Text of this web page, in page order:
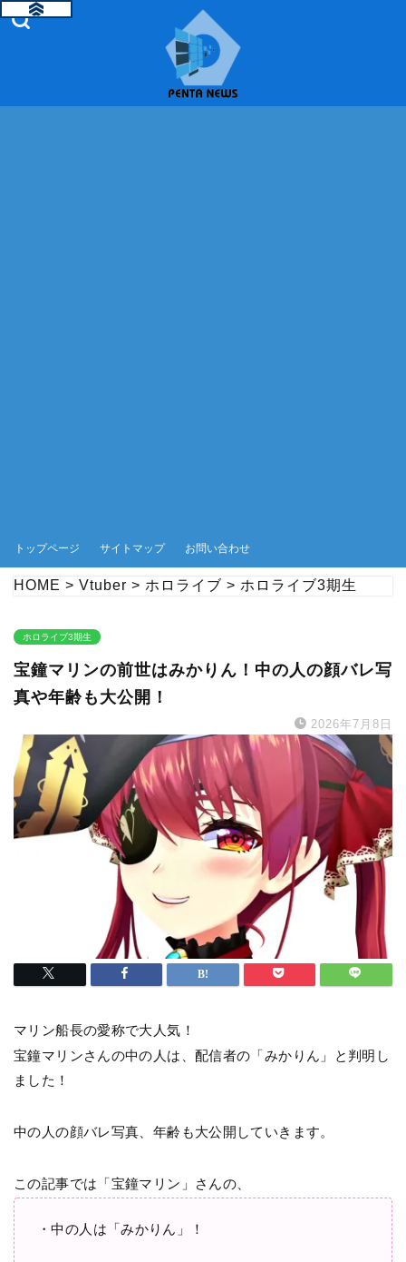
トップページ サイトマップ お問い合わせ
HOME > Vtuber > ホロライブ > ホロライブ3期生
ホロライブ3期生
宝鐘マリンの前世はみかりん！中の人の顔バレ写
真や年齢も大公開！
2026年7月8日
マリン船長の愛称で大人気！
宝鐘マリンさんの中の人は、配信者の「みかりん」と判明し
ました！
中の人の顔バレ写真、年齢も大公開していきます。
この記事では「宝鐘マリン」さんの、
・中の人は「みかりん」！